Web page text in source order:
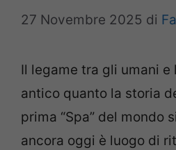
27 Novembre 2025 di
Il legame tra gli umani
antico quanto la storia
prima “Spa” del mondo
ancora oggi è luogo di